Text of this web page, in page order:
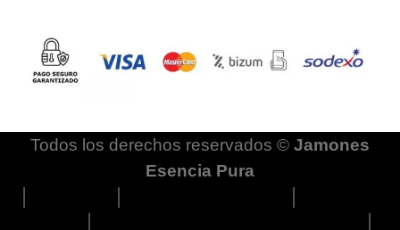
Todos los derechos reservados © Jamones
Esencia Pura